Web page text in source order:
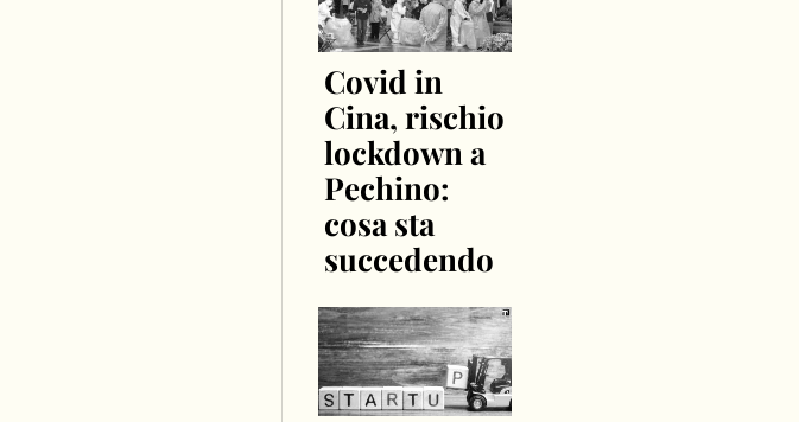
Covid in
Cina, rischio
lockdown a
Pechino:
cosa sta
succedendo